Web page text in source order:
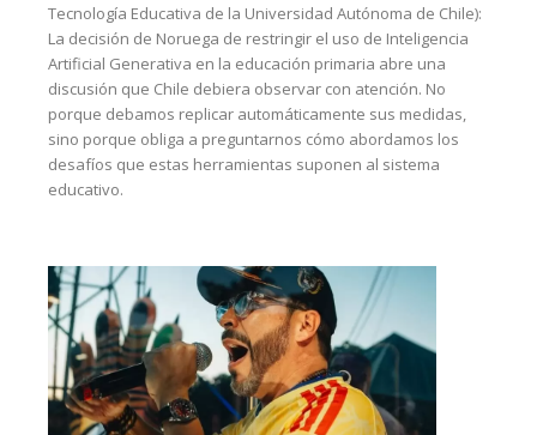
Tecnología Educativa de la Universidad Autónoma de Chile):
La decisión de Noruega de restringir el uso de Inteligencia
Artificial Generativa en la educación primaria abre una
discusión que Chile debiera observar con atención. No
porque debamos replicar automáticamente sus medidas,
sino porque obliga a preguntarnos cómo abordamos los
desafíos que estas herramientas suponen al sistema
educativo.